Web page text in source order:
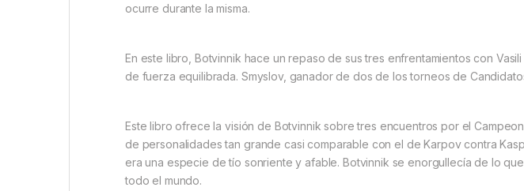
ocurre durante la misma.
En este libro, Botvinnik hace un repaso de sus tres enfrentamientos con
de fuerza equilibrada. Smyslov, ganador de dos de los torneos de
Este libro ofrece la visión de Botvinnik sobre tres encuentros por el
de personalidades tan grande casi comparable con el de Karpov contra
era una especie de tío sonriente y afable. Botvinnik se enorgullecía de lo
todo el mundo.